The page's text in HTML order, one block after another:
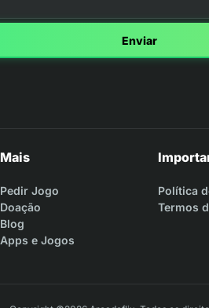
Enviar
Mais
Pedir Jogo
Doação
Blog
Apps e Jogos
Política
Termos